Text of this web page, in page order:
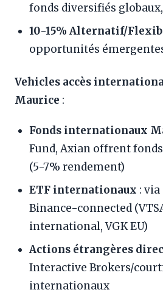
fonds diversifiés
10-15% Alternatif/
opportunités
Vehicles accès
Maurice :
Fonds internationaux
Fund, Axian offrent
(5-7% rendement)
ETF internationaux :
Binance-connected
international, VGK EU)
Actions étrangères
Interactive Brokers/
internationaux